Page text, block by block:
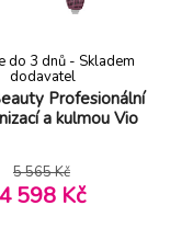
a
Profesionální
a kulmou Vio
do 3 dnů - Skladem
dodavatel
5 565 Kč
4 598 Kč